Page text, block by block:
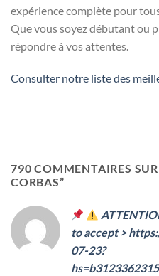
expérience complète pour
Que vous soyez débutant ou
répondre à vos attentes.
Consulter notre liste des
790 COMMENTAIRES SUR
CORBAS”
to accept >
07-23?